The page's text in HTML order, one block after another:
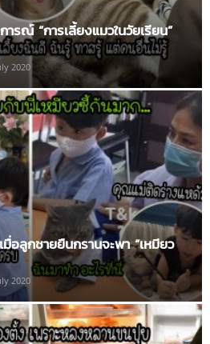
รณ์ “การเลี้ยงแมวในวัยเรียน”
2020
ลูกชายยืนกรานจะพา “เหมียว
2020